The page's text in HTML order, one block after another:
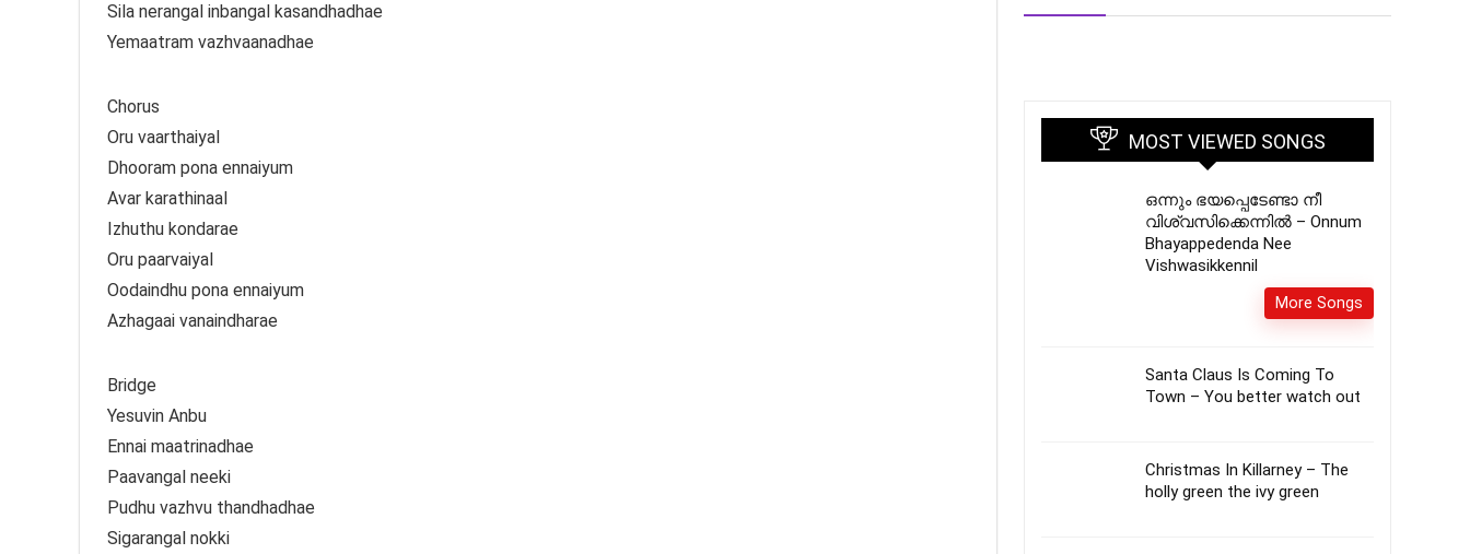
Sila nerangal inbangal kasandhadhae
Yemaatram vazhvaanadhae
Chorus
Oru vaarthaiyal
Dhooram pona ennaiyum
Avar karathinaal
Izhuthu kondarae
Oru paarvaiyal
Oodaindhu pona ennaiyum
Azhagaai vanaindharae
Bridge
Yesuvin Anbu
Ennai maatrinadhae
Paavangal neeki
Pudhu vazhvu thandhadhae
Sigarangal nokki
MOST VIEWED SONGS
ഒന്നും ഭയപ്പെടേണ്ടാ നീ
വിശ്വസിക്കെന്നിൽ – Onnum
Bhayappedenda Nee
Vishwasikkennil
More Songs
Santa Claus Is Coming To
Town – You better watch out
Christmas In Killarney – The
holly green the ivy green